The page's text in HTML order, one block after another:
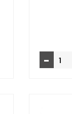
-
Hardhout
extra